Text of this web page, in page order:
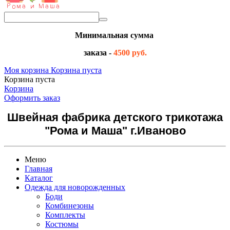
Минимальная сумма
заказа - 4500 руб.
Моя корзина Корзина пуста
Корзина пуста
Корзина
Оформить заказ
Швейная фабрика детского трикотажа
"Рома и Маша" г.Иваново
Меню
Главная
Каталог
Одежда для новорожденных
Боди
Комбинезоны
Комплекты
Костюмы